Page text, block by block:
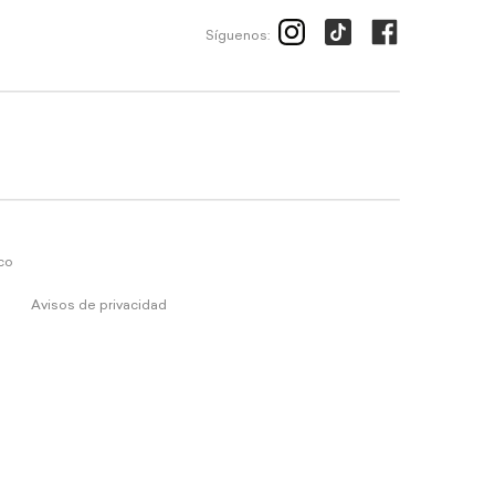
Síguenos:
Avisos de privacidad